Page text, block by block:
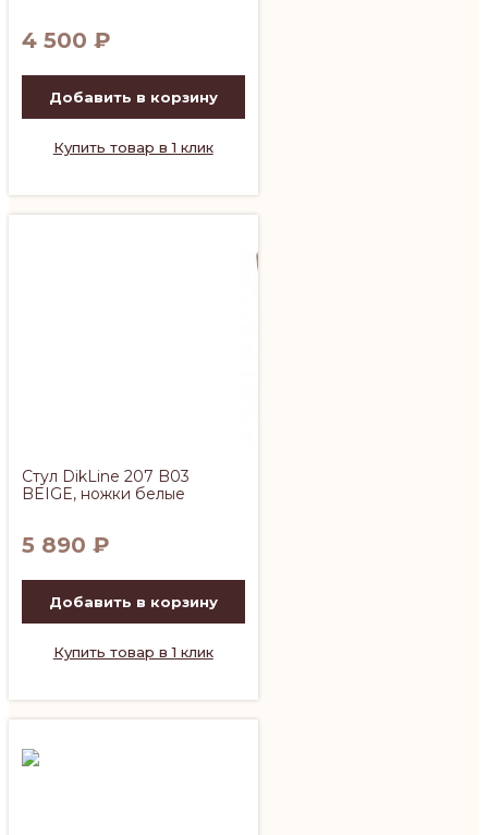
4 500 ₽
Добавить в корзину
Купить товар в 1 клик
Стул DikLine 207 B03
BEIGE, ножки белые
5 890 ₽
Добавить в корзину
Купить товар в 1 клик